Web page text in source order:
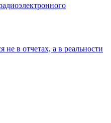
в отчетах, а в реальности